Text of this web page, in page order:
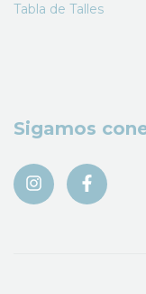
Tabla de Talles
Sigamos